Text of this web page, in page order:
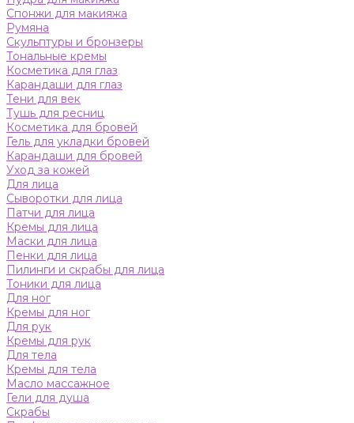
Спонжи для макияжа
Румяна
Скульптуры и бронзеры
Тональные кремы
Косметика для глаз
Карандаши для глаз
Тени для век
Тушь для ресниц
Косметика для бровей
Гель для укладки бровей
Карандаши для бровей
Уход за кожей
Для лица
Сыворотки для лица
Патчи для лица
Кремы для лица
Маски для лица
Пенки для лица
Пилинги и скрабы для лица
Тоники для лица
Для ног
Кремы для ног
Для рук
Кремы для рук
Для тела
Кремы для тела
Масло массажное
Гели для душа
Скрабы